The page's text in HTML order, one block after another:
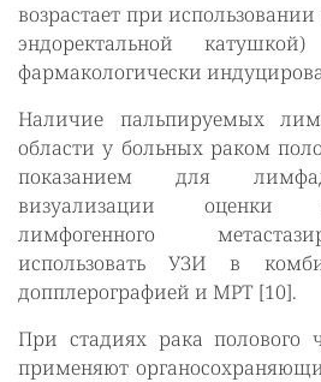
возрастает при
эндоректальной
фармакологически
Наличие пальпируемых
области у больных раком
показанием для
визуализации оценки
лимфогенного
использовать УЗИ в
допплерографией и МРТ [10].
При стадиях рака полового
применяют